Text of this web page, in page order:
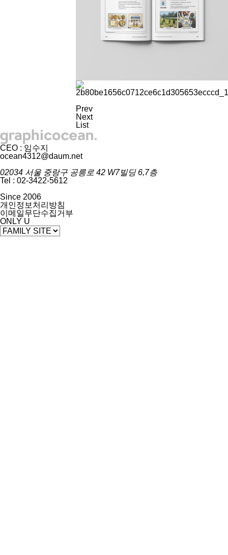
Prev
Next
List
CEO : 임수지
ocean4312@daum.net
02034 서울 중랑구 공릉로 42 W7빌딩 6,7층
Tel : 02-3422-5612
Since 2006
개인정보처리방침
이메일무단수집거부
ONLY U